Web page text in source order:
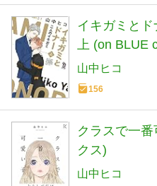
イキガミと
上 (on BLUE
山中ヒコ
156
クラスで一
クス)
山中ヒコ